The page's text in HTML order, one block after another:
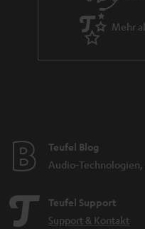
Mehr
Teufel Blog
Audio-Technologien,
Teufel Support
Support & Kontakt